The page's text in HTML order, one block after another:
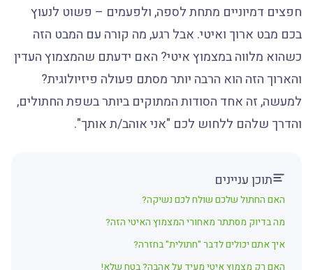
חפצים דמיוניים מתחת לספה, ולפעמים – פשוט לנעוץ
בכם מבט ארוך ואיטי. אבל רגע, מה קורה עם המבט הזה
כשהוא מלווה במצמוץ איטי? האם ידעתם שהמצמוץ העדין
והארוך הזה הוא הרבה יותר מסתם פעולה פיזיולוגית?
למעשה, זה אחד הסודות המתוקים ביותר בשפת החתולים,
והדרך שלהם ללחוש לכם "אני אוהב/ת אותך".
תוכן עניינים
האם החתול שלכם שולח לכם נשיקה?
מה בדיוק מסתתר מאחורי המצמוץ האיטי הזה?
איך אתם יכולים לדבר "חתולית" בחזרה?
האם רק מצמוץ איטי מעיד על אהבה? בטח שלא!